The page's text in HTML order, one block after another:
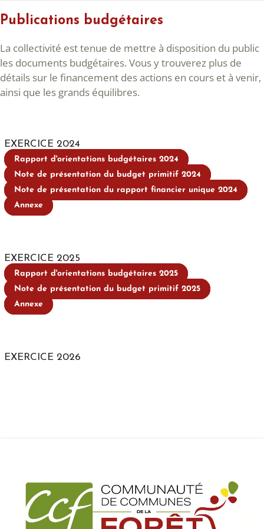
Publications budgétaires
La collectivité est tenue de mettre à disposition du public
les documents budgétaires. Vous y trouverez plus de
détails sur le financement des actions en cours et à venir,
ainsi que les grands équilibres.
EXERCICE 2024
Rapport d'orientations budgétaires 2024
Note de présentation du budget primitif 2024
Note de présentation du rapport financier unique 2024
Annexe
EXERCICE 2025
Rapport d'orientations budgétaires 2025
Note de présentation du budget primitif 2025
Annexe
EXERCICE 2026